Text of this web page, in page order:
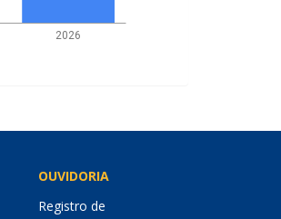
2026
OUVIDORIA
Registro de